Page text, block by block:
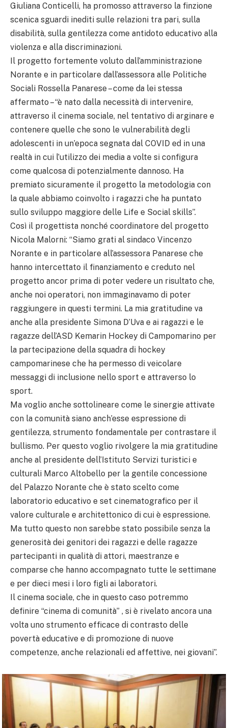
Giuliana Conticelli, ha promosso attraverso la finzione
scenica sguardi inediti sulle relazioni tra pari, sulla
disabilità, sulla gentilezza come antidoto educativo alla
violenza e alla discriminazioni.
Il progetto fortemente voluto dall’amministrazione
Norante e in particolare dall’assessora alle Politiche
Sociali Rossella Panarese – come da lei stessa
affermato – “è nato dalla necessità di intervenire,
attraverso il cinema sociale, nel tentativo di arginare e
contenere quelle che sono le vulnerabilità degli
adolescenti in un’epoca segnata dal COVID ed in una
realtà in cui l’utilizzo dei media a volte si configura
come qualcosa di potenzialmente dannoso. Ha
premiato sicuramente il progetto la metodologia con
la quale abbiamo coinvolto i ragazzi che ha puntato
sullo sviluppo maggiore delle Life e Social skills”.
Così il progettista nonché coordinatore del progetto
Nicola Malorni: “Siamo grati al sindaco Vincenzo
Norante e in particolare all’assessora Panarese che
hanno intercettato il finanziamento e creduto nel
progetto ancor prima di poter vedere un risultato che,
anche noi operatori, non immaginavamo di poter
raggiungere in questi termini. La mia gratitudine va
anche alla presidente Simona D’Uva e ai ragazzi e le
ragazze dell’ASD Kemarin Hockey di Campomarino per
la partecipazione della squadra di hockey
campomarinese che ha permesso di veicolare
messaggi di inclusione nello sport e attraverso lo
sport.
Ma voglio anche sottolineare come le sinergie attivate
con la comunità siano anch’esse espressione di
gentilezza, strumento fondamentale per contrastare il
bullismo. Per questo voglio rivolgere la mia gratitudine
anche al presidente dell’Istituto Servizi turistici e
culturali Marco Altobello per la gentile concessione
del Palazzo Norante che è stato scelto come
laboratorio educativo e set cinematografico per il
valore culturale e architettonico di cui è espressione.
Ma tutto questo non sarebbe stato possibile senza la
generosità dei genitori dei ragazzi e delle ragazze
partecipanti in qualità di attori, maestranze e
comparse che hanno accompagnato tutte le settimane
e per dieci mesi i loro figli ai laboratori.
Il cinema sociale, che in questo caso potremmo
definire “cinema di comunità” , si è rivelato ancora una
volta uno strumento efficace di contrasto delle
povertà educative e di promozione di nuove
competenze, anche relazionali ed affettive, nei giovani”.